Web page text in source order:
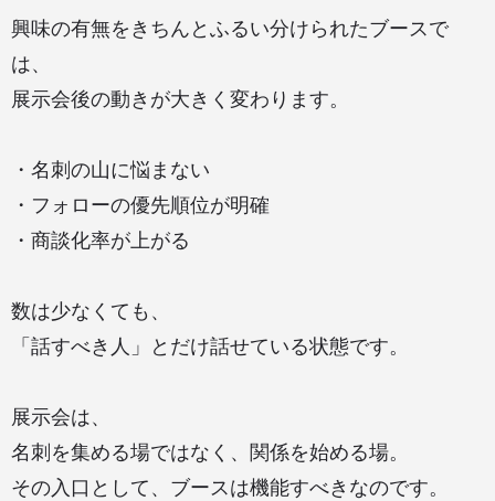
興味の有無をきちんとふるい分けられたブースで
は、
展示会後の動きが大きく変わります。
・名刺の山に悩まない
・フォローの優先順位が明確
・商談化率が上がる
数は少なくても、
「話すべき人」とだけ話せている状態です。
展示会は、
名刺を集める場ではなく、関係を始める場。
その入口として、ブースは機能すべきなのです。